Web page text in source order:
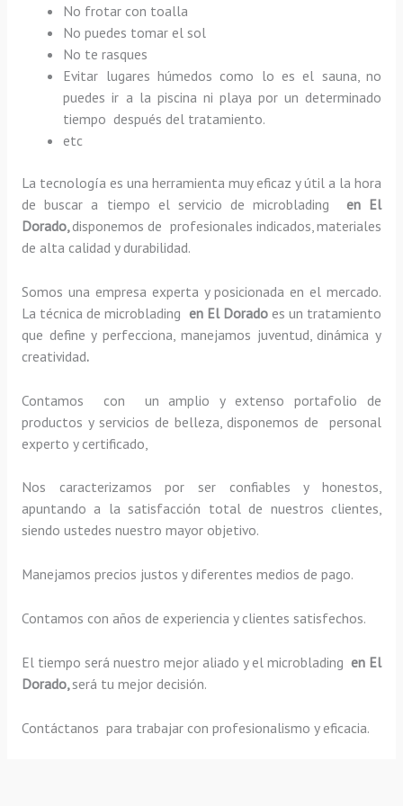
No frotar con toalla
No puedes tomar el sol
No te rasques
Evitar lugares húmedos como lo es el sauna, no
puedes ir a la piscina ni playa por un determinado
tiempo después del tratamiento.
etc
La tecnología es una herramienta muy eficaz y útil a la hora
de buscar a tiempo el servicio de microblading en El
Dorado,disponemos de profesionales indicados, materiales
de alta calidad y durabilidad.
Somos una empresa experta y posicionada en el mercado.
La técnica de microblading en El Dorado es un tratamiento
que define y perfecciona, manejamos juventud, dinámica y
creatividad.
Contamos con un amplio y extenso portafolio de
productos y servicios de belleza, disponemos de personal
experto y certificado,
Nos caracterizamos por ser confiables y honestos,
apuntando a la satisfacción total de nuestros clientes,
siendo ustedes nuestro mayor objetivo.
Manejamos precios justos y diferentes medios de pago.
Contamos con años de experiencia y clientes satisfechos.
El tiempo será nuestro mejor aliado y elmicroblading en El
Dorado, será tu mejor decisión.
Contáctanos para trabajar con profesionalismo y eficacia.